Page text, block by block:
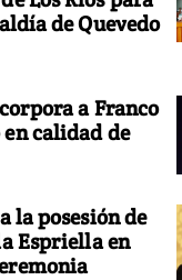
de Quevedo
a Franco
calidad de
la posesión de
Espriella en